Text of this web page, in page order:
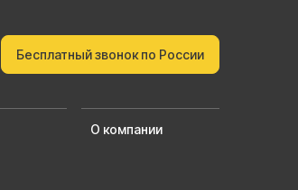
Бесплатный звонок по России
О компании